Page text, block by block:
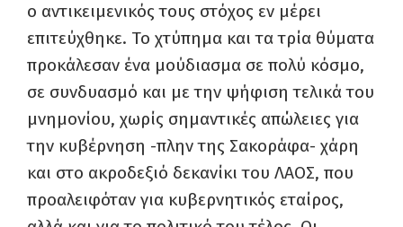
ο αντικειμενικός τους στόχος εν μέρει
επιτεύχθηκε. Το χτύπημα και τα τρία θύματα
προκάλεσαν ένα μούδιασμα σε πολύ κόσμο,
σε συνδυασμό και με την ψήφιση τελικά του
μνημονίου, χωρίς σημαντικές απώλειες για
την κυβέρνηση -πλην της Σακοράφα- χάρη
και στο ακροδεξιό δεκανίκι του ΛΑΟΣ, που
προαλειφόταν για κυβερνητικός εταίρος,